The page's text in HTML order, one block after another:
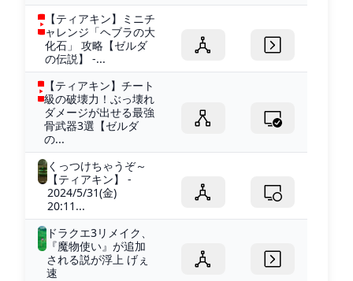
【ティアキン】ミニチ
ャレンジ「ヘブラの大
化石」 攻略【ゼルダ
の伝説】 -...
【ティアキン】チート
級の破壊力！ぶっ壊れ
ダメージが出せる最強
骨武器3選【ゼルダ
の...
くっつけちゃうぞ～
【ティアキン】 -
2024/5/31(金)
20:11...
ドラクエ3リメイク、
『魔物使い』が追加
される説が浮上 げぇ
速